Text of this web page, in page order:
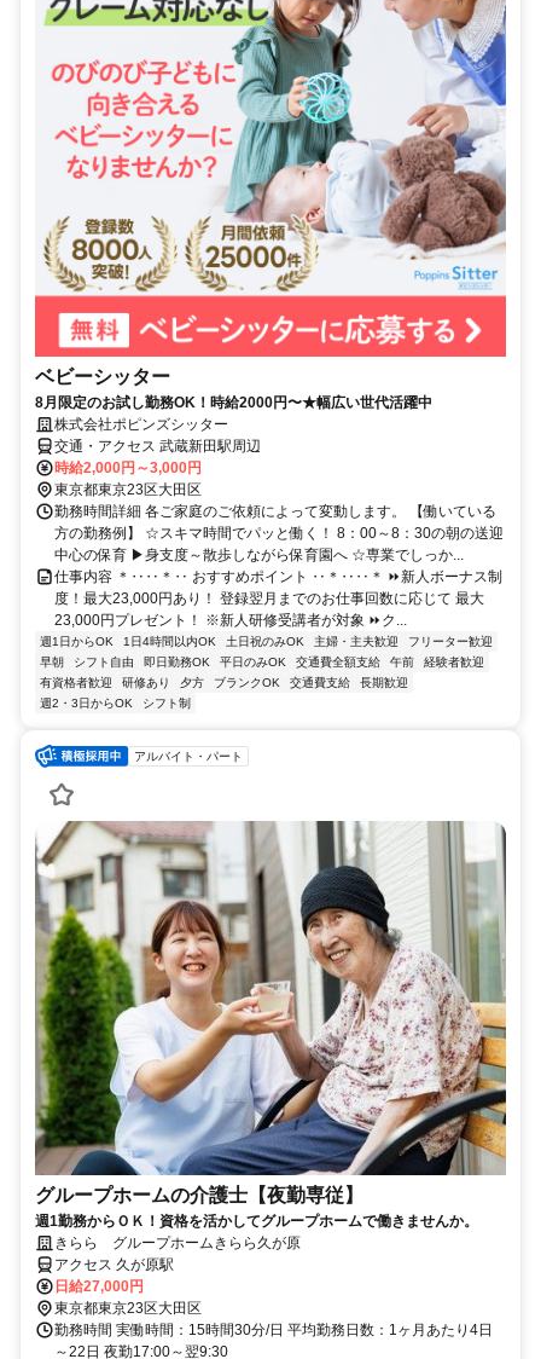
ベビーシッター
8月限定のお試し勤務OK！時給2000円〜★幅広い世代活躍中
株式会社ポピンズシッター
交通・アクセス 武蔵新田駅周辺
時給2,000円～3,000円
東京都東京23区大田区
勤務時間詳細 各ご家庭のご依頼によって変動します。 【働いている
方の勤務例】 ☆スキマ時間でパッと働く！ 8：00～8：30の朝の送迎
中心の保育 ▶身支度～散歩しながら保育園へ ☆専業でしっか...
仕事内容 ＊‥‥＊‥ おすすめポイント ‥＊‥‥＊ ⏩新人ボーナス制
度！最大23,000円あり！ 登録翌月までのお仕事回数に応じて 最大
23,000円プレゼント！ ※新人研修受講者が対象 ⏩ク...
週1日からOK 1日4時間以内OK 土日祝のみOK 主婦・主夫歓迎
フリーター歓迎
早朝
シフト自由 即日勤務OK 平日のみOK 交通費全額支給 午前
経験者歓迎
有資格者歓迎
研修あり 夕方 ブランクOK 交通費支給
長期歓迎
週2・3日からOK
シフト制
アルバイト・パート
グループホームの介護士【夜勤専従】
週1勤務からＯＫ！資格を活かしてグループホームで働きませんか。
きらら グループホームきらら久が原
アクセス 久が原駅
日給27,000円
東京都東京23区大田区
勤務時間 実働時間：15時間30分/日 平均勤務日数：1ヶ月あたり4日
～22日 夜勤17:00～翌9:30